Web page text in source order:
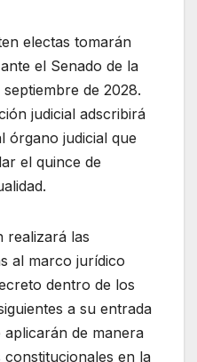
electas tomarán
el Senado de la
de 2028.
judicial adscribirá
órgano judicial que
el quince de
realizará las
al marco jurídico
dentro de los
a su entrada
de manera
constitucionales en la